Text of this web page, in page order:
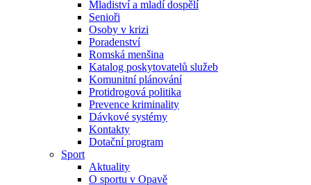
Mladiství a mladí dospělí
Senioři
Osoby v krizi
Poradenství
Romská menšina
Katalog poskytovatelů služeb
Komunitní plánování
Protidrogová politika
Prevence kriminality
Dávkové systémy
Kontakty
Dotační program
Sport
Aktuality
O sportu v Opavě